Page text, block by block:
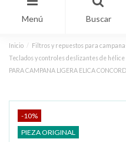
Menú Buscar
Inicio Filtros y repuestos para
Teclados y controles deslizantes de hélice
PARA CAMPANA LIGERA ELICA
-10%
PIEZA ORIGINAL